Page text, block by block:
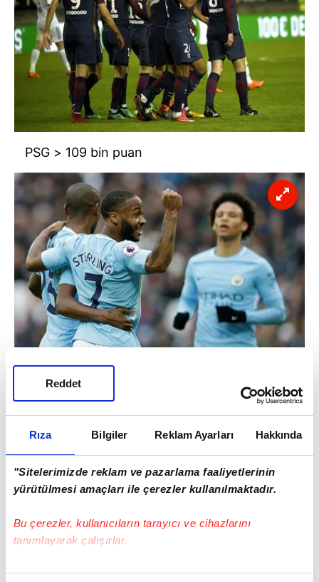
Rıza Bilgiler Reklam Ayarları Hakkında
"Sitelerimizde reklam ve pazarlama faaliyetlerinin
yürütülmesi amaçları ile çerezler kullanılmaktadır.
Bu çerezler, kullanıcıların tarayıcı ve cihazlarını
tanımlayarak çalışırlar.
Bu çerezlere izin vermeniz halinde sizlere özel
Reddet
PSG > 109 bin puan
Manchester City > 100 bin puan